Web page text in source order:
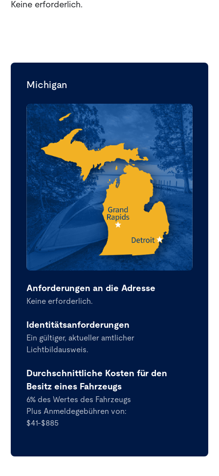
Michigan
Anforderungen an die Adresse
Keine erforderlich.
Identitätsanforderungen
Ein gültiger, aktueller amtlicher
Lichtbildausweis.
Durchschnittliche Kosten für den
Besitz eines Fahrzeugs
6% des Wertes des Fahrzeugs
Plus Anmeldegebühren von:
$41-$885
Keine erforderlich.